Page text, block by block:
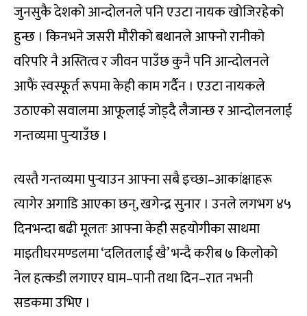
जुनसुकै देशको आन्दोलनले पनि एउटा नायक खोजिरहेको
हुन्छ । किनभने जसरी मौरीको बथानले आफ्नो रानीको
वरिपरि नै अस्तित्व र जीवन पाउँछ कुनै पनि आन्दोलनले
आफैं स्वस्फूर्त रूपमा केही काम गर्दैन । एउटा नायकले
उठाएको सवालमा आफूलाई जोड्दै लैजान्छ र आन्दोलनलाई
गन्तव्यमा पुर्‍याउँछ ।
त्यस्तै गन्तव्यमा पुर्‍याउन आफ्ना सबै इच्छा–आकांक्षाहरू
त्यागेर अगाडि आएका छन्, खगेन्द्र सुनार । उनले लगभग ४५
दिनभन्दा बढी मूलतः आफ्ना केही सहयोगीका साथमा
माइतीघरमण्डलमा ‘दलितलाई खै’ भन्दै करीब ७ किलोको
नेल हत्कडी लगाएर घाम–पानी तथा दिन–रात नभनी
सडकमा उभिए ।